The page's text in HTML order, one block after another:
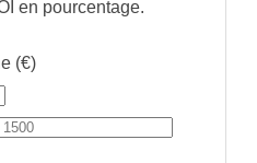
en pourcentage.
(€)